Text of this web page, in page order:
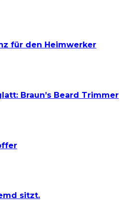
für den Heimwerker
Braun’s Beard Trimmer
sitzt.